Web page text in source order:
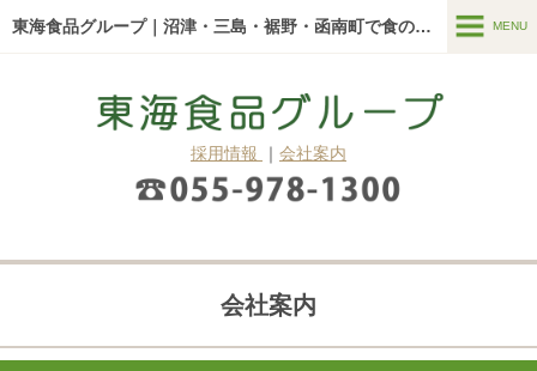
東海食品グループ｜沼津・三島・裾野・函南町で食のことなら MENU
東海食品グループについて
サービス一覧
給食・お弁当
採用情報 ｜ 会社案内
会社案内